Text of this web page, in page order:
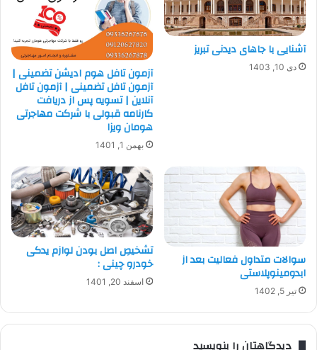
آشنایی با جاهای دیدنی تبریز
دی 10, 1403 آزمون تافل هوم ادیشن تضمینی |
آزمون تافل تضمینی | آزمون تافل
آنلاین | تسویه پس از دریافت
کارنامه قبولی با شرکت مهاجرتی
هومان ویزا
بهمن 1, 1401
سوالات متداول فعالیت بعد از
ابدومینوپلاستی
تیر 5, 1402
تشخیصِ اصل بودن لوازم یدکی
خودرو چینی :
اسفند 20, 1401
دیدگاهتان را بنویسید